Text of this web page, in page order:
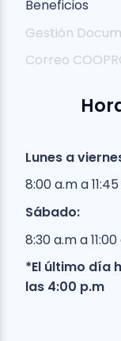
Beneficios
Gestión
Correo
Lunes a
8:00 a.m a
Sábado:
8:30 a.m a
*El último día
las 4:00 p.m